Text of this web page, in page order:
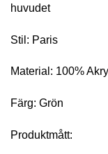
huvudet
Stil: Paris
Material: 100% Akryl
Färg: Grön
Produktmått: